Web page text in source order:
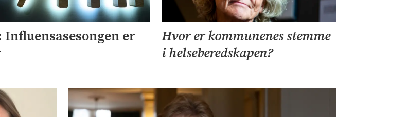
Influensasesongen er
Hvor er kommunenes stemme
i helseberedskapen?